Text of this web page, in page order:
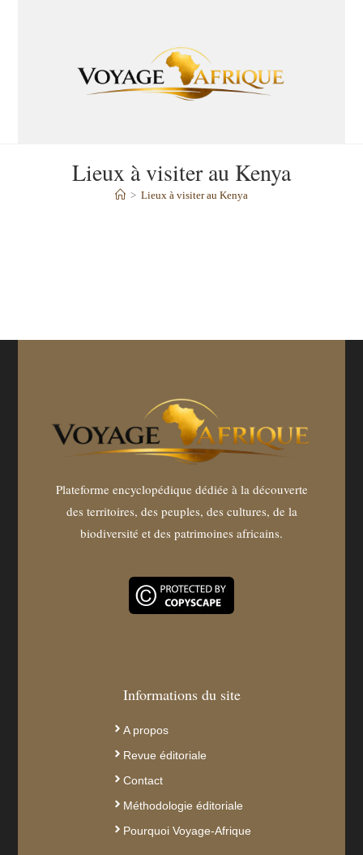
Lieux à visiter au Kenya
> Lieux à visiter au Kenya
Plateforme encyclopédique dédiée à la découverte
des territoires, des peuples, des cultures, de la
biodiversité et des patrimoines africains.
Informations du site
A propos
Revue éditoriale
Contact
Méthodologie éditoriale
Pourquoi Voyage-Afrique